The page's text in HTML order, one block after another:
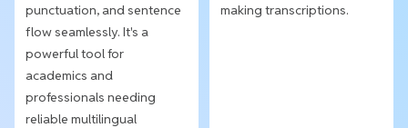
punctuation, and sentence
flow seamlessly. It's a
powerful tool for
academics and
professionals needing
reliable multilingual
making transcriptions.